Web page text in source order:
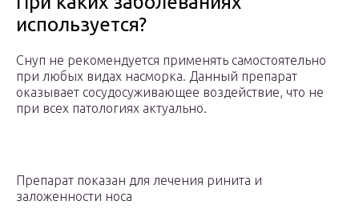
используется?
Снуп не рекомендуется применять самостоятельно
при любых видах насморка. Данный препарат
оказывает сосудосуживающее воздействие, что не
при всех патологиях актуально.
Препарат показан для лечения ринита и
заложенности носа